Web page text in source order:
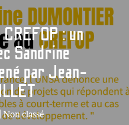
: un
Sandrine
par Jean-
Non classé